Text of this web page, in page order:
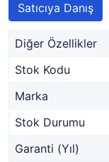
Satıcıya Danış
Diğer Özellikler
Stok Kodu
Marka
Stok Durumu
Garanti (Yıl)